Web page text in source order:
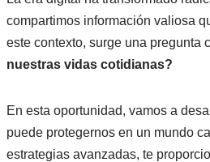
compartimos información valiosa
este contexto, surge una pregunta
nuestras vidas cotidianas?
En esta oportunidad, vamos a
puede protegernos en un mundo
estrategias avanzadas, te